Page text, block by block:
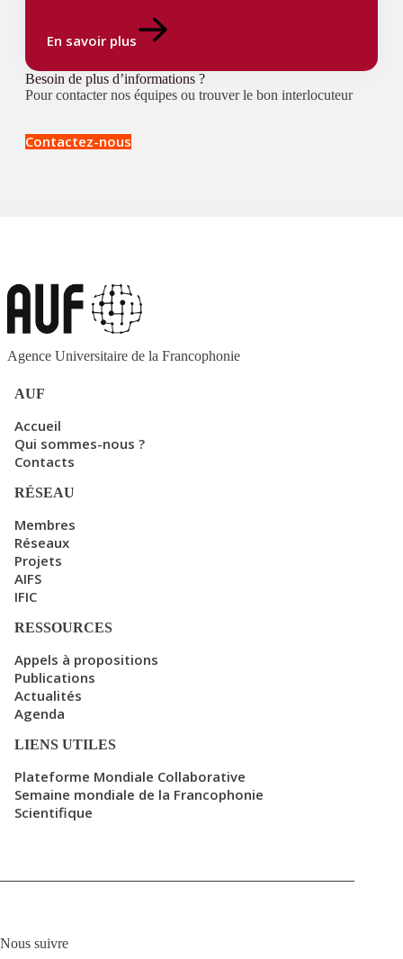
En savoir plus
Besoin de plus d’informations ?
Pour contacter nos équipes ou trouver le bon interlocuteur
Contactez-nous
Agence Universitaire de la Francophonie
AUF
Accueil
Qui sommes-nous ?
Contacts
RÉSEAU
Membres
Réseaux
Projets
AIFS
IFIC
RESSOURCES
Appels à propositions
Publications
Actualités
Agenda
LIENS UTILES
Plateforme Mondiale Collaborative
Semaine mondiale de la Francophonie
Scientifique
Nous suivre